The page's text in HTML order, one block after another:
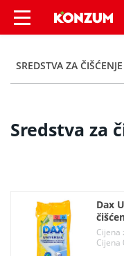
SREDSTVA ZA ČIŠĆENJE
Sredstva za
Dax
Cijena
Cijena